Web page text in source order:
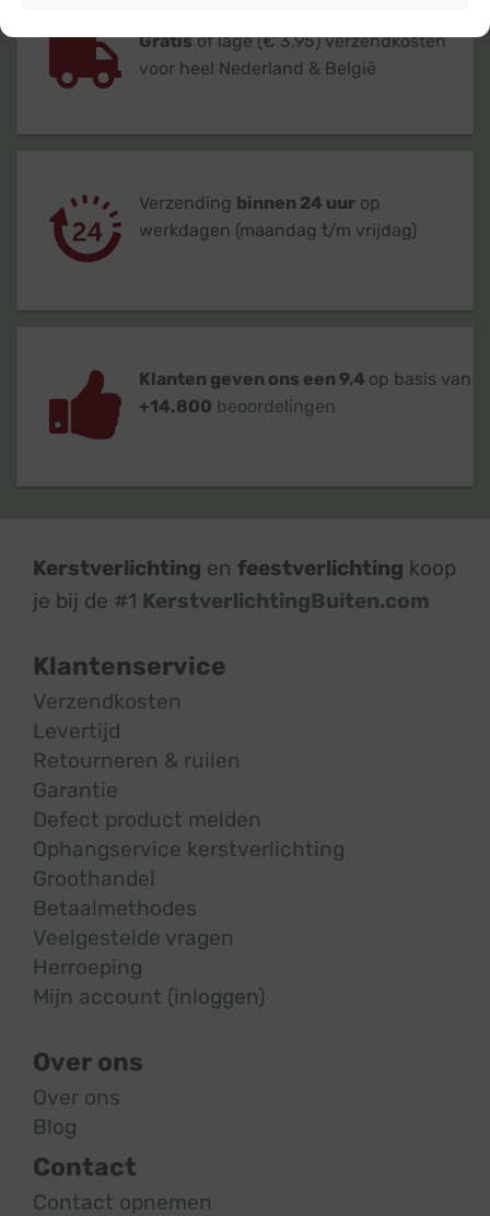
Gratisof lage (€ 3,95) verzendkosten
voor heel Nederland & België
Verzending binnen 24 uur op
werkdagen (maandag t/m vrijdag)
Klanten geven ons een 9,4 op basis van
+14.800 beoordelingen
Kerstverlichting en feestverlichting koop
je bij de #1 KerstverlichtingBuiten.com
Klantenservice
Verzendkosten
Levertijd
Retourneren & ruilen
Garantie
Defect product melden
Ophangservice kerstverlichting
Groothandel
Betaalmethodes
Veelgestelde vragen
Herroeping
Mijn account (inloggen)
Over ons
Over ons
Blog
Contact
Contact opnemen